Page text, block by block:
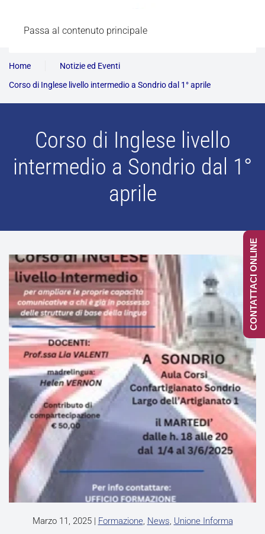
Passa al contenuto principale
Home
Notizie ed Eventi
Corso di Inglese livello intermedio a Sondrio dal 1° aprile
Corso di Inglese livello
intermedio a Sondrio dal 1°
aprile
Marzo 11, 2025| Formazione, News, Unione Informa
CONTATTACI ONLINE